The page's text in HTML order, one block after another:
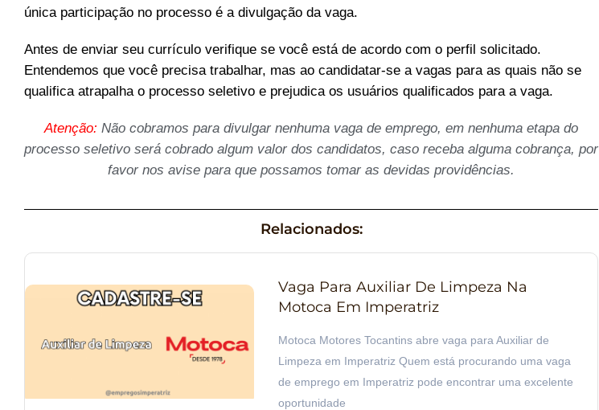
única participação no processo é a divulgação da vaga.
Antes de enviar seu currículo verifique se você está de acordo com o perfil solicitado.
Entendemos que você precisa trabalhar, mas ao candidatar-se a vagas para as quais não se
qualifica atrapalha o processo seletivo e prejudica os usuários qualificados para a vaga.
Atenção: Não cobramos para divulgar nenhuma vaga de emprego, em nenhuma etapa do
processo seletivo será cobrado algum valor dos candidatos, caso receba alguma cobrança, por
favor nos avise para que possamos tomar as devidas providências.
Relacionados:
Vaga Para Auxiliar De Limpeza Na
Motoca Em Imperatriz
Motoca Motores Tocantins abre vaga para Auxiliar de
Limpeza em Imperatriz Quem está procurando uma vaga
de emprego em Imperatriz pode encontrar uma excelente
oportunidade